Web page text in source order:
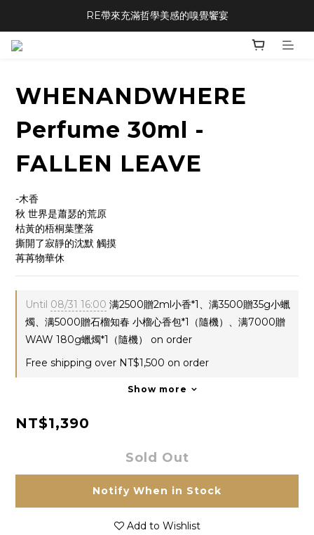
RE帶來充滿哲學美感的嗅覺饗宴
WHENANDWHERE
Perfume 30ml -
FALLEN LEAVE
-木香
秋 世界是蕭瑟的荒原
枯黃的梧桐葉墜落
撕開了寂靜的沈默 觸摸
苒苒物華休
Until 08/31 16:00 满2500贈2ml小香*1、满3500贈35g小蠟
燭、满5000贈石榴知春 小榴心香包*1（隨機）、满7000贈
WAW 180g蠟燭*1（隨機） on order
Free shipping over NT$1,500 on order
Show more
NT$1,390
Sold Out
Notify When in Stock
Add to Wishlist